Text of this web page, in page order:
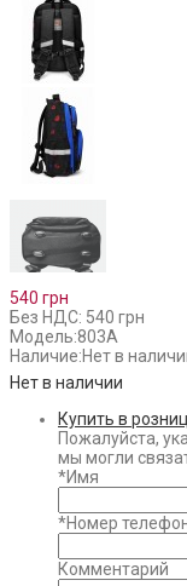
540 грн
Без НДС: 540 грн
Модель:803A
Наличие:Нет в
Нет в наличии
Купить в
Пожалуйста,
мы могли
*Имя
*Номер
Комментарий